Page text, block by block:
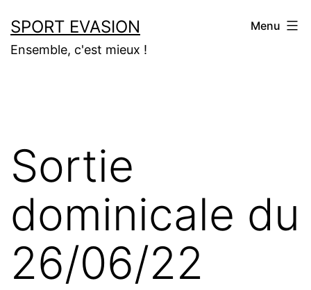
au
contenu
SPORT EVASION
Ensemble, c'est mieux !
Menu
Sortie
dominicale du
26/06/22